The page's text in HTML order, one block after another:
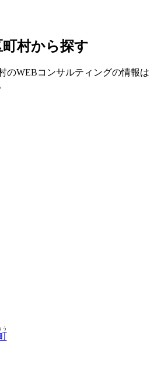
村から探す
のWEBコンサルティングの情報は
う